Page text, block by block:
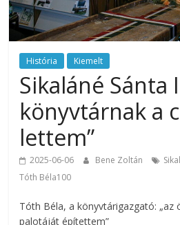
História Kiemelt
Sikaláné Sánta
könyvtárnak a
lettem”
2025-06-06 Bene Zoltán
Tóth Béla100
Tóth Béla, a könyvtárigazgató: „az
palotáját építettem”